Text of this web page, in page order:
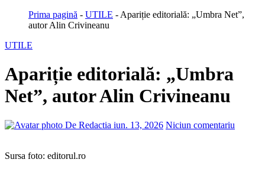
Prima pagină - UTILE - Apariție editorială: „Umbra Net”,
autor Alin Crivineanu
UTILE
Apariție editorială: „Umbra
Net”, autor Alin Crivineanu
De Redactia iun. 13, 2026 Niciun comentariu
Sursa foto: editorul.ro